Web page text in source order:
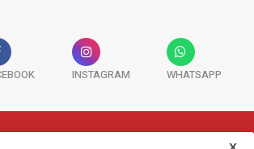
INSTAGRAM WHATSAPP